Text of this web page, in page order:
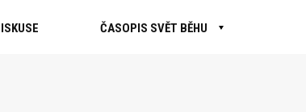
ČASOPIS SVĚT BĚHU